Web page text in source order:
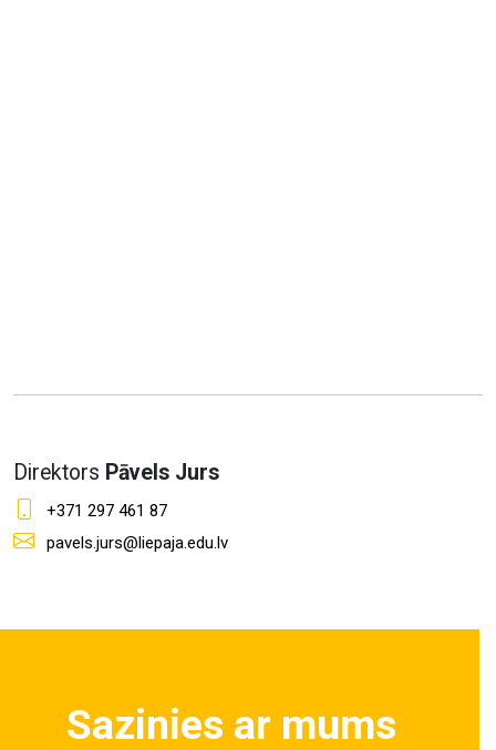
Direktors Pāvels Jurs
+371 297 461 87
pavels.jurs@liepaja.edu.lv
Sazinies ar mums